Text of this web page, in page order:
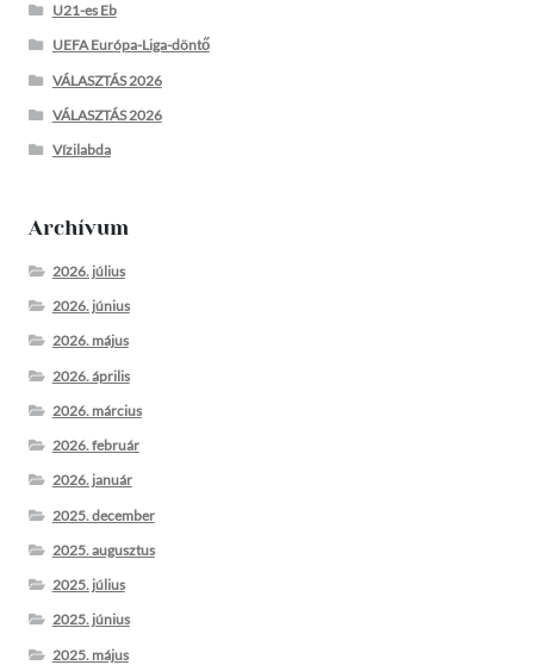
U21-es Eb
UEFA Európa-Liga-döntő
VÁLASZTÁS 2026
VÁLASZTÁS 2026
Vízilabda
Archívum
2026. július
2026. június
2026. május
2026. április
2026. március
2026. február
2026. január
2025. december
2025. augusztus
2025. július
2025. június
2025. május